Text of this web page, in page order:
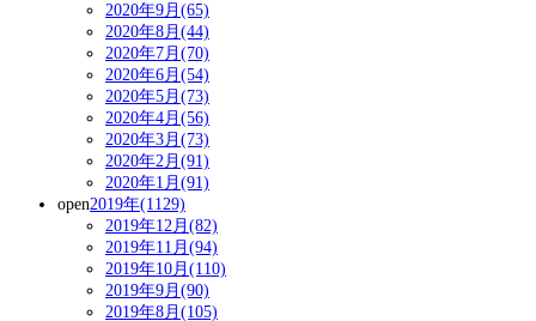
2020年9月(65)
2020年8月(44)
2020年7月(70)
2020年6月(54)
2020年5月(73)
2020年4月(56)
2020年3月(73)
2020年2月(91)
2020年1月(91)
open2019年(1129)
2019年12月(82)
2019年11月(94)
2019年10月(110)
2019年9月(90)
2019年8月(105)